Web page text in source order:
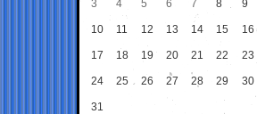
3 4 5 6 7 8 9
10 11 12 13 14 15 16
17 18 19 20 21 22 23
24 25 26 27 28 29 30
31